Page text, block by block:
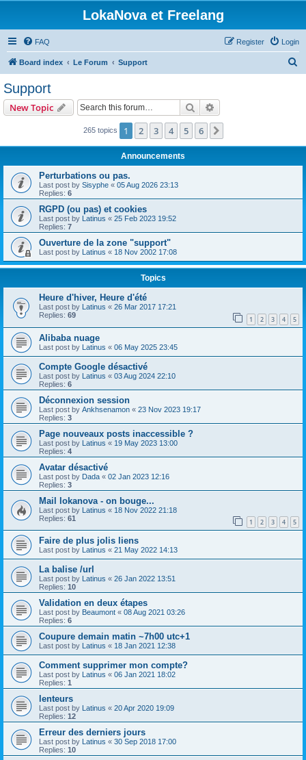
LokaNova et Freelang
FAQ Login
Register
Board index Le Forum Support
Support
New Topic Search
265 topics 1 2 3 4 5 6
Announcements
Perturbations ou pas.
Last post by Sisyphe « 05 Aug 2026 23:13
Replies: 6
RGPD (ou pas) et cookies
Last post by Latinus « 25 Feb 2023 19:52
Replies: 7
Ouverture de la zone "support"
Last post by Latinus « 18 Nov 2002 17:08
Topics
Heure d'hiver, Heure d'été
Last post by Latinus « 26 Mar 2017 17:21
Replies: 69 1 2 3 4 5
Alibaba nuage
Last post by Latinus « 06 May 2025 23:45
Compte Google désactivé
Last post by Latinus « 03 Aug 2024 22:10
Replies: 6
Déconnexion session
Last post by Ankhsenamon « 23 Nov 2023 19:17
Replies: 3
Page nouveaux posts inaccessible ?
Last post by Latinus « 19 May 2023 13:00
Replies: 4
Avatar désactivé
Last post by Dada « 02 Jan 2023 12:16
Replies: 3
Mail lokanova - on bouge...
Last post by Latinus « 18 Nov 2022 21:18
Replies: 61 1 2 3 4 5
Faire de plus jolis liens
Last post by Latinus « 21 May 2022 14:13
La balise /url
Last post by Latinus « 26 Jan 2022 13:51
Replies: 10
Validation en deux étapes
Last post by Beaumont « 08 Aug 2021 03:26
Replies: 6
Coupure demain matin ~7h00 utc+1
Last post by Latinus « 18 Jan 2021 12:38
Comment supprimer mon compte?
Last post by Latinus « 06 Jan 2021 18:02
Replies: 1
lenteurs
Last post by Latinus « 20 Apr 2020 19:09
Replies: 12
Erreur des derniers jours
Last post by Latinus « 30 Sep 2018 17:00
Replies: 10